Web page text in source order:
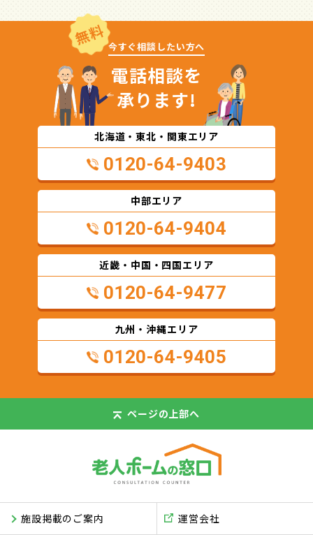
無料 今すぐ相談したい方へ
電話相談を
承ります!
北海道・東北・関東エリア
0120-64-9403
中部エリア
0120-64-9404
近畿・中国・四国エリア
0120-64-9477
九州・沖縄エリア
0120-64-9405
ページの上部へ
施設掲載のご案内 運営会社